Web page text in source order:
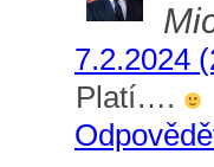
7.2.2024
Platí….